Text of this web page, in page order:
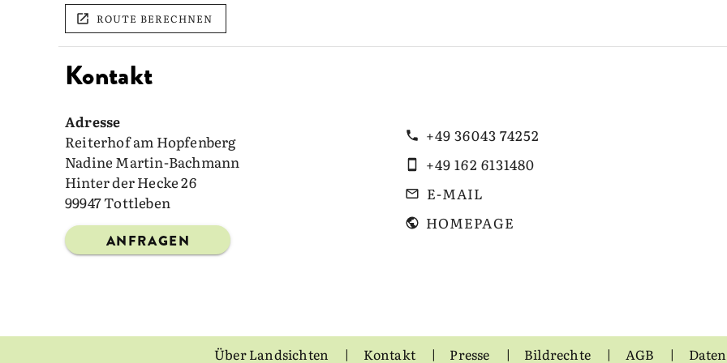
ROUTE BERECHNEN
Kontakt
Adresse
Reiterhof am Hopfenberg
Nadine Martin-Bachmann
Hinter der Hecke 26
99947 Tottleben
ANFRAGEN
+49 36043 74252
+49 162 6131480
E-MAIL
HOMEPAGE
Über Landsichten Kontakt Presse Bildrechte AGB